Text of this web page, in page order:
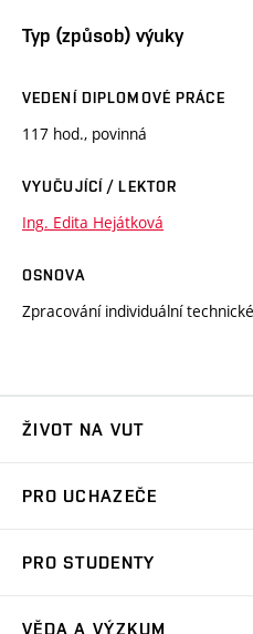
Typ (způsob) výuky
VEDENÍ DIPLOMOVÉ PRÁCE
117 hod., povinná
VYUČUJÍCÍ / LEKTOR
Ing. Edita Hejátková
OSNOVA
Zpracování individuální
ŽIVOT NA VUT
Koleje
PRO UCHAZEČE
Dny otevřených dveří
PRO STUDENTY
VĚDA A VÝZKUM